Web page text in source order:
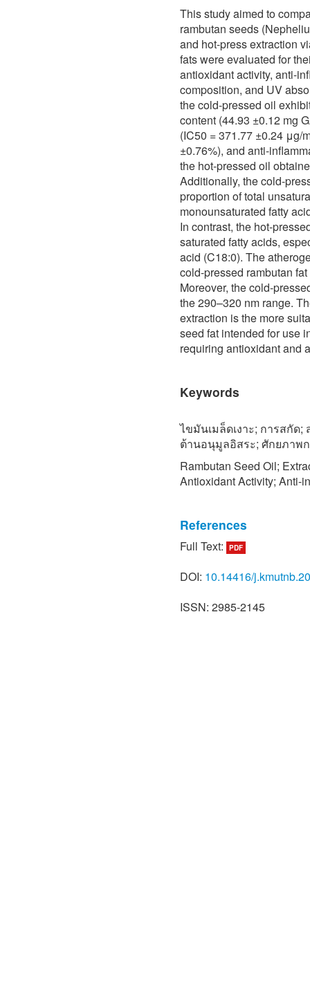
This study aimed to
rambutan seeds
and hot-press extraction
fats were evaluated for
antioxidant activity, anti-
composition, and UV
the cold-pressed oil
content (44.93 ±0.12 mg
(IC50 = 371.77 ±0.24 μg/
±0.76%), and anti-
the hot-pressed oil
Additionally, the cold-
proportion of total
monounsaturated fatty
In contrast, the hot-
saturated fatty acids,
acid (C18:0). The
cold-pressed rambutan
Moreover, the cold-
the 290–320 nm range.
extraction is the more
seed fat intended for use
requiring antioxidant and
Keywords
ไขมันเมล็ดเงาะ; การสกัด
ต้านอนุมูลอิสระ; ศักยภาพ
Rambutan Seed Oil;
Antioxidant Activity; Anti-
References
[1] S. Mehdizadeh, O.
acids of seeds of
no. 3, pp. 128–135, Oct.
Full Text: PDF
DOI: 10.14416/
ISSN: 2985-2145